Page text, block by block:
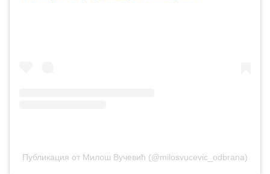
Публикация от Милош Вучевић (@milosvucevic_odbrana)